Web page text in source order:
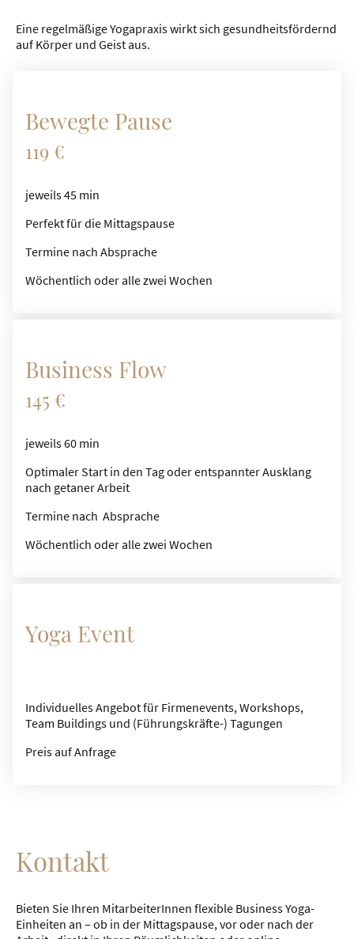
Eine regelmäßige Yogapraxis wirkt sich gesundheitsfördernd
auf Körper und Geist aus.
Bewegte Pause
119 €
jeweils 45 min
Perfekt für die Mittagspause
Termine nach Absprache
Wöchentlich oder alle zwei Wochen
Business Flow
145 €
jeweils 60 min
Optimaler Start in den Tag oder entspannter Ausklang
nach getaner Arbeit
Termine nach Absprache
Wöchentlich oder alle zwei Wochen
Yoga Event
Individuelles Angebot für Firmenevents, Workshops,
Team Buildings und (Führungskräfte-) Tagungen
Preis auf Anfrage
Kontakt
Bieten Sie Ihren MitarbeiterInnen flexible Business Yoga-
Einheiten an – ob in der Mittagspause, vor oder nach der